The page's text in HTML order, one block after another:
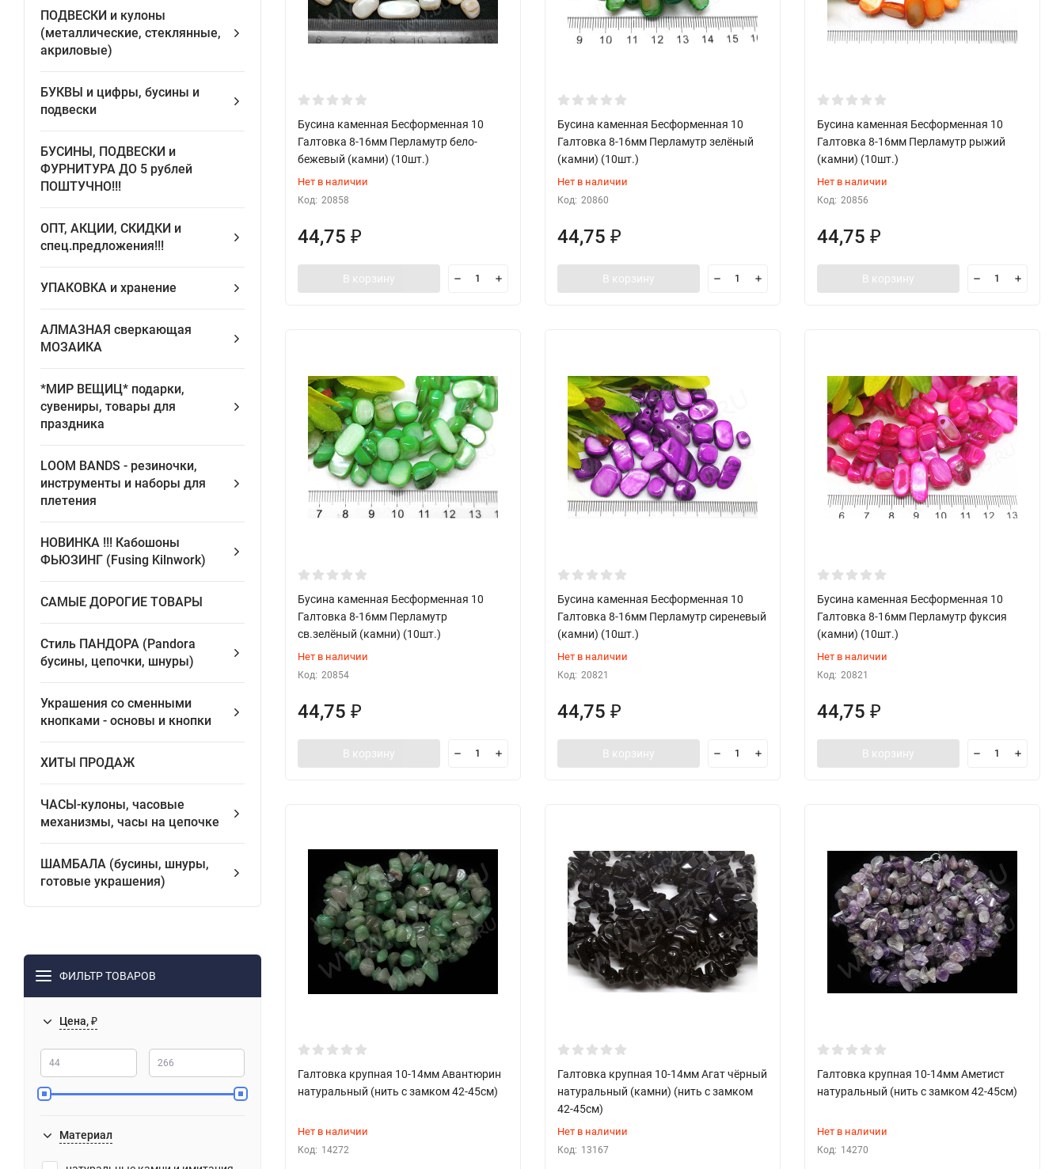
ПОДВЕСКИ и кулоны
(металлические, стеклянные,
акриловые)
БУКВЫ и цифры, бусины и
подвески
БУСИНЫ, ПОДВЕСКИ и
ФУРНИТУРА ДО 5 рублей
ПОШТУЧНО!!!
ОПТ, АКЦИИ, СКИДКИ и
спец.предложения!!!
УПАКОВКА и хранение
АЛМАЗНАЯ сверкающая
МОЗАИКА
*МИР ВЕЩИЦ* подарки,
сувениры, товары для
праздника
LOOM BANDS - pезиночки,
инструменты и наборы для
плетения
НОВИНКА !!! Кабошоны
ФЬЮЗИНГ (Fusing Kilnwork)
САМЫЕ ДОРОГИЕ ТОВАРЫ
Стиль ПАНДОРА (Pandora
бусины, цепочки, шнуры)
Украшения со сменными
кнопками - основы и кнопки
ХИТЫ ПРОДАЖ
ЧАСЫ-кулоны, часовые
механизмы, часы на цепочке
ШАМБАЛА (бусины, шнуры,
готовые украшения)
ФИЛЬТР ТОВАРОВ
Цена, ₽
Материал
Бусина каменная Бесформенная 10
Галтовка 8-16мм Перламутр бело-
бежевый (камни) (10шт.)
Нет в наличии
Код: 20858
44,75 ₽
В корзину
Бусина каменная Бесформенная 10
Галтовка 8-16мм Перламутр зелёный
(камни) (10шт.)
Нет в наличии
Код: 20860
44,75 ₽
В корзину
Бусина каменная Бесформенная 10
Галтовка 8-16мм Перламутр рыжий
(камни) (10шт.)
Нет в наличии
Код: 20856
44,75 ₽
В корзину
Бусина каменная Бесформенная 10
Галтовка 8-16мм Перламутр
св.зелёный (камни) (10шт.)
Нет в наличии
Код: 20854
44,75 ₽
В корзину
Бусина каменная Бесформенная 10
Галтовка 8-16мм Перламутр сиреневый
(камни) (10шт.)
Нет в наличии
Код: 20821
44,75 ₽
В корзину
Бусина каменная Бесформенная 10
Галтовка 8-16мм Перламутр фуксия
(камни) (10шт.)
Нет в наличии
Код: 20821
44,75 ₽
В корзину
Галтовка крупная 10-14мм Авантюрин
натуральный (нить с замком 42-45см)
Нет в наличии
Код: 14272
Галтовка крупная 10-14мм Агат чёрный
натуральный (камни) (нить с замком
42-45см)
Нет в наличии
Код: 13167
Галтовка крупная 10-14мм Аметист
натуральный (нить с замком 42-45см)
Нет в наличии
Код: 14270